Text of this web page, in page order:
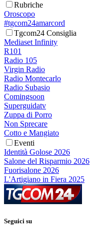
Rubriche
Oroscopo
#tgcom24amarcord
Tgcom24 Consiglia
Mediaset Infinity
R101
Radio 105
Virgin Radio
Radio Montecarlo
Radio Subasio
Comingsoon
Superguidatv
Zuppa di Porro
Non Sprecare
Cotto e Mangiato
Eventi
Identità Golose 2026
Salone del Risparmio 2026
Fuorisalone 2026
L'Artigiano in Fiera 2025
Seguici su